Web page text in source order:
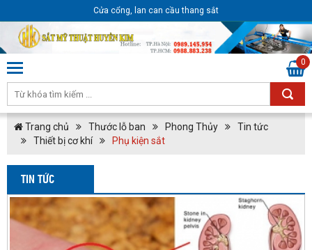
Cửa cổng, lan can cầu thang sắt
0
Trang chủ Thước lỗ ban Phong Thủy
Tin tức
Thiết bị cơ khí
Phụ kiện sắt
TIN TỨC